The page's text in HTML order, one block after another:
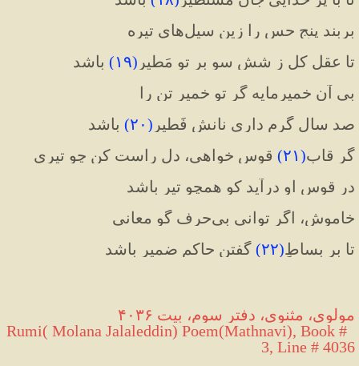
بربند پنج حس را زین سیل‌های تیره
تا عقل کل ز شش سو بر تو مَطیر (۱۹) باشد
بی آن خمیرمایه گر تو خمیر تن را
صد سال گرم داری نانش فَطیر (۲۰) باشد
گر قاب(۲۱) قوس خواهی، دل راست کن چو تیری
در قوس او درآید کو همچو تیر باشد
خاموش، اگر توانی بی‌حرف گو معانی
تا بر بساطِ(۲۲) گفتن حاکم ضمیر باشد
مولوی، مثنوی، دفتر سوم، بیت ۴۰۳۶
Rumi( Molana Jalaleddin) Poem(Mathnavi), Book #
3, Line # 4036